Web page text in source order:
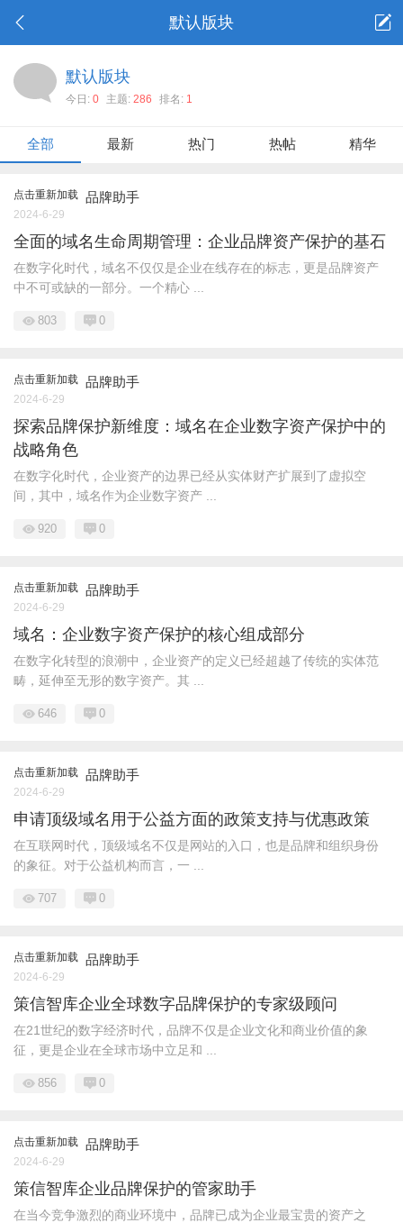
默认版块
默认版块
今日: 0 主题: 286 排名: 1
全部 最新 热门 热帖 精华
点击重新加载 品牌助手
2024-6-29
全面的域名生命周期管理：企业品牌资产保护的基石
在数字化时代，域名不仅仅是企业在线存在的标志，更是品牌资产
中不可或缺的一部分。一个精心 ...
803 0
点击重新加载 品牌助手
2024-6-29
探索品牌保护新维度：域名在企业数字资产保护中的
战略角色
在数字化时代，企业资产的边界已经从实体财产扩展到了虚拟空
间，其中，域名作为企业数字资产 ...
920 0
点击重新加载 品牌助手
2024-6-29
域名：企业数字资产保护的核心组成部分
在数字化转型的浪潮中，企业资产的定义已经超越了传统的实体范
畴，延伸至无形的数字资产。其 ...
646 0
点击重新加载 品牌助手
2024-6-29
申请顶级域名用于公益方面的政策支持与优惠政策
在互联网时代，顶级域名不仅是网站的入口，也是品牌和组织身份
的象征。对于公益机构而言，一 ...
707 0
点击重新加载 品牌助手
2024-6-29
策信智库企业全球数字品牌保护的专家级顾问
在21世纪的数字经济时代，品牌不仅是企业文化和商业价值的象
征，更是企业在全球市场中立足和 ...
856 0
点击重新加载 品牌助手
2024-6-29
策信智库企业品牌保护的管家助手
在当今竞争激烈的商业环境中，品牌已成为企业最宝贵的资产之